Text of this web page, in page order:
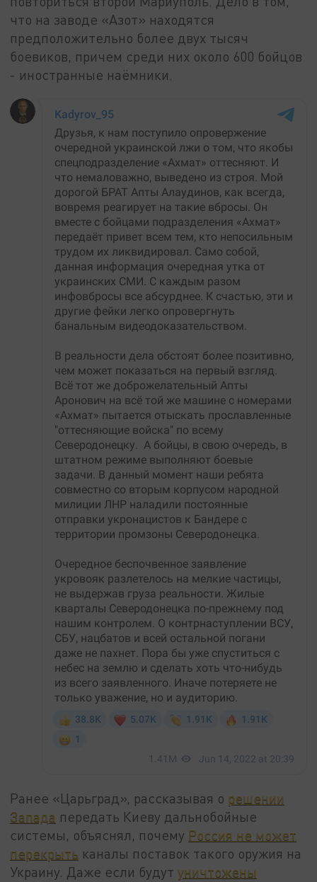
что на заводе «Азот» находятся
предположительно более двух тысяч
боевиков, причем среди них около 600 бойцов
- иностранные наёмники.
Ранее «Царьград», рассказывая о решении
Запада передать Киеву дальнобойные
системы, объяснял, почему Россия не может
перекрыть каналы поставок такого оружия на
Украину. Даже если будутуничтожены